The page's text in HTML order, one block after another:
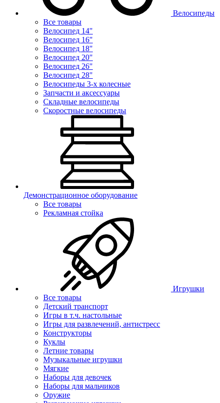
Велосипеды
Все товары
Велосипед 14"
Велосипед 16"
Велосипед 18"
Велосипед 20"
Велосипед 26"
Велосипед 28"
Велосипеды 3-х колесные
Запчасти и аксессуары
Складные велосипеды
Скоростные велосипеды
Демонстрационное оборудование
Все товары
Рекламная стойка
Игрушки
Все товары
Детский транспорт
Игры в т.ч. настольные
Игры для развлечений, антистресс
Конструкторы
Куклы
Летние товары
Музыкальные игрушки
Мягкие
Наборы для девочек
Наборы для мальчиков
Оружие